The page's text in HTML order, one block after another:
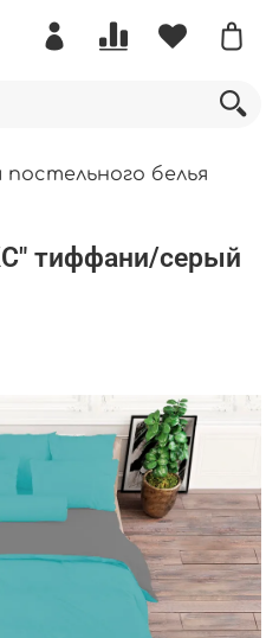
белья
тиффани/серый